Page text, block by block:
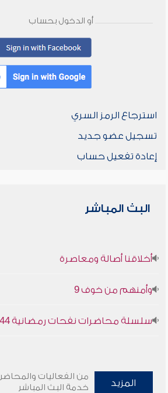
أو الدخول بحساب
استرجاع الرمز السري
تسجيل عضو جديد
إعادة تفعيل حساب
البث المباشر
أخلاقنا أصالة ومعاصرة
وأمنهم من خوف 9
سلسلة محاضرات نفحات رمضانية 1444هـ
المزيد
من الفعاليات
خدمة البث المباشر